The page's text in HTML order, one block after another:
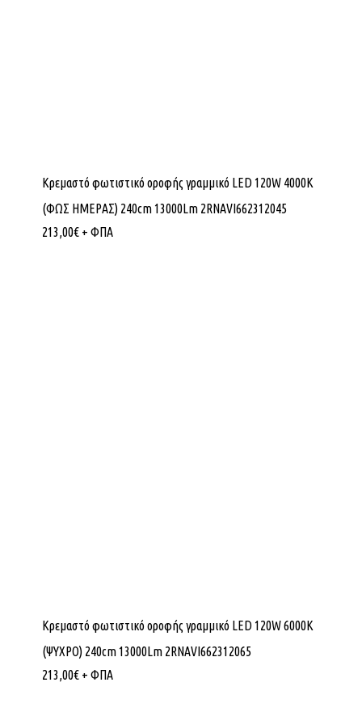
Κρεμαστό φωτιστικό οροφής γραμμικό LED 120W 4000K
(ΦΩΣ ΗΜΕΡΑΣ) 240cm 13000Lm 2RNAVI662312045
213,00€ + ΦΠΑ
Κρεμαστό φωτιστικό οροφής γραμμικό LED 120W 6000K
(ΨΥΧΡΟ) 240cm 13000Lm 2RNAVI662312065
213,00€ + ΦΠΑ